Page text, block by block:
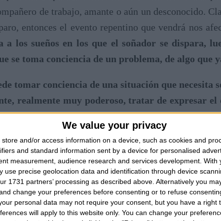
We value your privacy
store and/or access information on a device, such as cookies and
and standard information sent by a device for personalised
measurement, audience research and services development. With
use precise geolocation data and identification through device
1731 partners’ processing as described above. Alternatively you
change your preferences before consenting or to refuse
personal data may not require your consent, but you have a right
will apply to this website only. You can change your
de trabajo, amante o aún un desconocido.
entonces el evento repentino que vendrá nos
los sueños en los que el soñador se dispara,
se toma conciencia de un problema, de algo que
tomar conciencia de una situación que necesita
realmente muy poderoso, tratar de expresar el
un tiroteo, por ejemplo, un disparo que golpea,
mismos sin que nadie pueda estar
cambiar, qué mejorar, lo que ya no es útil en
que conocemos muy bien, por ejemplo un padre,
Probablemente el cambio del que nos vamos a
tiene una relación de cualquier tipo con
ser disparados por un hermano y luego